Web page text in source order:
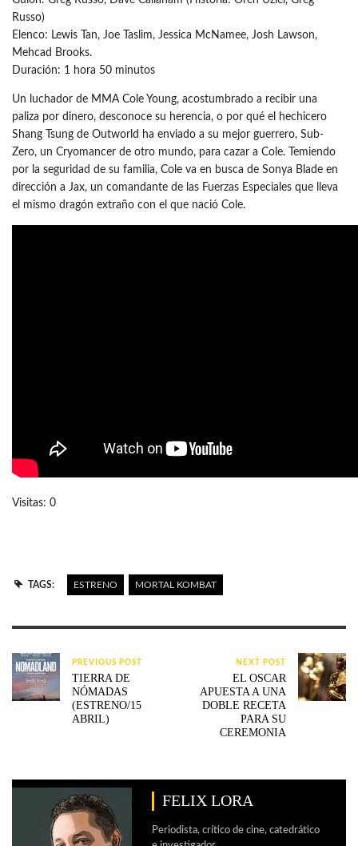
Russo)
Elenco: Lewis Tan, Joe Taslim, Jessica McNamee, Josh Lawson,
Mehcad Brooks.
Duración: 1 hora 50 minutos
Un luchador de MMA Cole Young, acostumbrado a recibir una
paliza por dinero, desconoce su herencia, o por qué el hechicero
Shang Tsung de Outworld ha enviado a su mejor guerrero, Sub-
Zero, un Cryomancer de otro mundo, para cazar a Cole. Temiendo
por la seguridad de su familia, Cole va en busca de Sonya Blade en
dirección a Jax, un comandante de las Fuerzas Especiales que lleva
el mismo dragón extraño con el que nació Cole.
Visitas: 0
TAGS: ESTRENO MORTAL KOMBAT
PREVIOUS POST
TIERRA DE
NÓMADAS
(ESTRENO/15
ABRIL)
NEXT POST
EL OSCAR
APUESTA A UNA
DOBLE RECETA
PARA SU
CEREMONIA
FELIX LORA
Periodista, crítico de cine, catedrático